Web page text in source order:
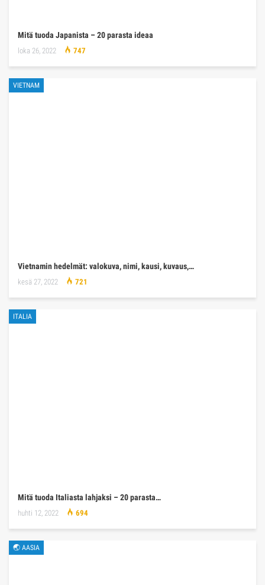
Mitä tuoda Japanista – 20 parasta ideaa
loka 26, 2022 747
VIETNAM
Vietnamin hedelmät: valokuva, nimi, kausi, kuvaus,…
kesä 27, 2022 721
ITALIA
Mitä tuoda Italiasta lahjaksi – 20 parasta…
huhti 12, 2022 694
🌏 AASIA